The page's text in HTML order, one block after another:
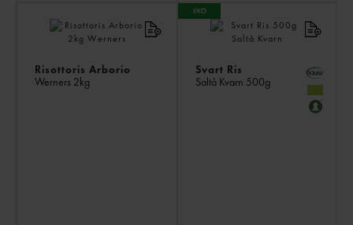
Risottoris Arborio
Werners 2kg
Svart Ris
Saltå Kvarn 500g